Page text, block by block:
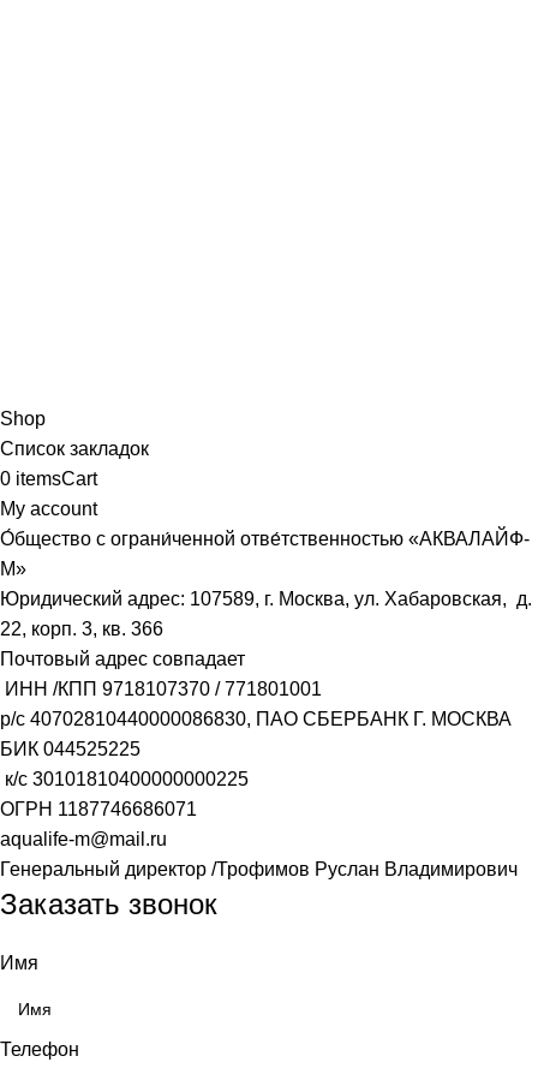
Shop
Список закладок
0 itemsCart
My account
О́бщество с ограни́ченной отве́тственностью «АКВАЛАЙФ-
М»
Юридический адрес: 107589, г. Москва, ул. Хабаровская, д.
22, корп. 3, кв. 366
Почтовый адрес совпадает
ИНН /КПП 9718107370 /771801001
р/с 40702810440000086830, ПАО СБЕРБАНК Г. МОСКВА
БИК 044525225
к/с 30101810400000000225
ОГРН 1187746686071
aqualife-m@mail.ru
Генеральный директор /Трофимов Руслан Владимирович
Заказать звонок
Имя
Телефон